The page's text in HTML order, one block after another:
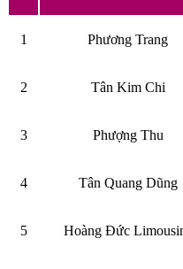
1 Phương Trang
2 Tân Kim Chi
3 Phượng Thu
4 Tân Quang Dũng
5 Hoàng Đức